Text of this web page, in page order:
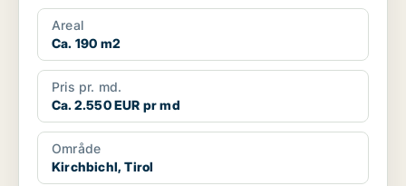
Areal
Ca. 190 m2
Pris pr. md.
Ca. 2.550 EUR pr md
Område
Kirchbichl, Tirol